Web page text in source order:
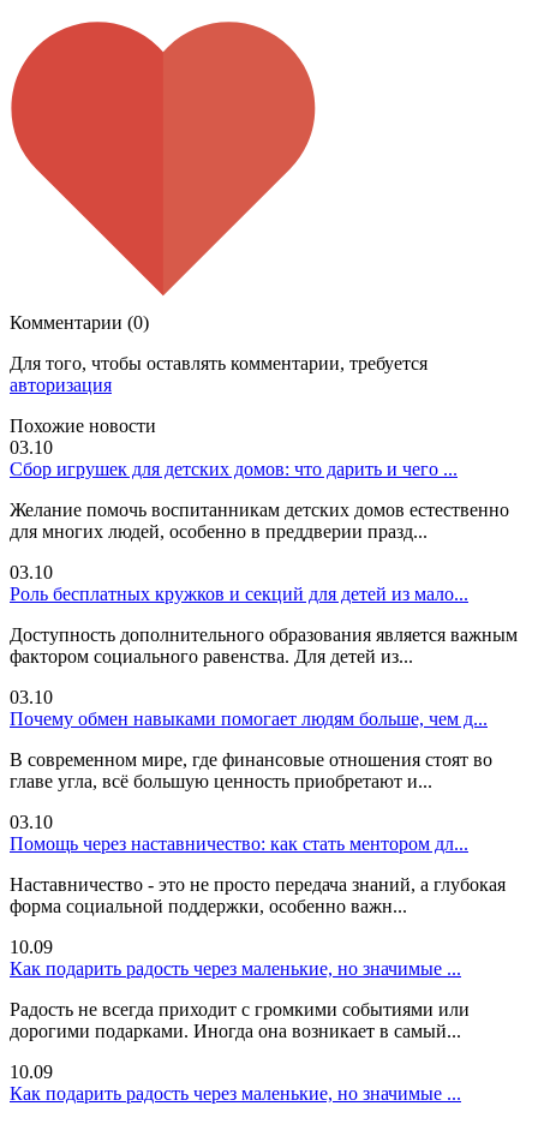
Комментарии (0)
Для того, чтобы оставлять комментарии, требуется
авторизация
Похожие новости
03.10
Сбор игрушек для детских домов: что дарить и чего ...
Желание помочь воспитанникам детских домов естественно
для многих людей, особенно в преддверии празд...
03.10
Роль бесплатных кружков и секций для детей из мало...
Доступность дополнительного образования является важным
фактором социального равенства. Для детей из...
03.10
Почему обмен навыками помогает людям больше, чем д...
В современном мире, где финансовые отношения стоят во
главе угла, всё большую ценность приобретают и...
03.10
Помощь через наставничество: как стать ментором дл...
Наставничество - это не просто передача знаний, а глубокая
форма социальной поддержки, особенно важн...
10.09
Как подарить радость через маленькие, но значимые ...
Радость не всегда приходит с громкими событиями или
дорогими подарками. Иногда она возникает в самый...
10.09
Как подарить радость через маленькие, но значимые ...